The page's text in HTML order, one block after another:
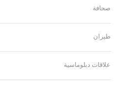
صحافة
طيران
علاقات دبلوماسية